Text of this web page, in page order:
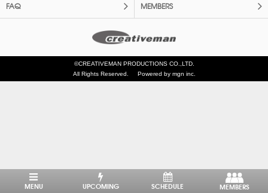
FAQ MEMBERS
©CREATIVEMAN PRODUCTIONS CO.,LTD.
All Rights Reserved.
Powered by mgn inc.
MENU UPCOMING SCHEDULE MEMBERS